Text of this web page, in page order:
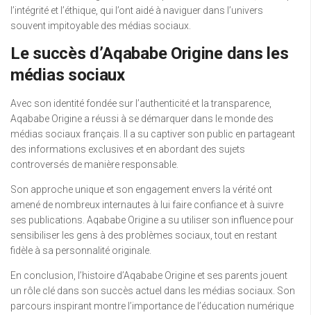
l’intégrité et l’éthique, qui l’ont aidé à naviguer dans l’univers
souvent impitoyable des médias sociaux.
Le succès d’Aqababe Origine dans les
médias sociaux
Avec son identité fondée sur l’authenticité et la transparence,
Aqababe Origine a réussi à se démarquer dans le monde des
médias sociaux français. Il a su captiver son public en partageant
des informations exclusives et en abordant des sujets
controversés de manière responsable.
Son approche unique et son engagement envers la vérité ont
amené de nombreux internautes à lui faire confiance et à suivre
ses publications. Aqababe Origine a su utiliser son influence pour
sensibiliser les gens à des problèmes sociaux, tout en restant
fidèle à sa personnalité originale.
En conclusion, l’histoire d’Aqababe Origine et ses parents jouent
un rôle clé dans son succès actuel dans les médias sociaux. Son
parcours inspirant montre l’importance de l’éducation numérique